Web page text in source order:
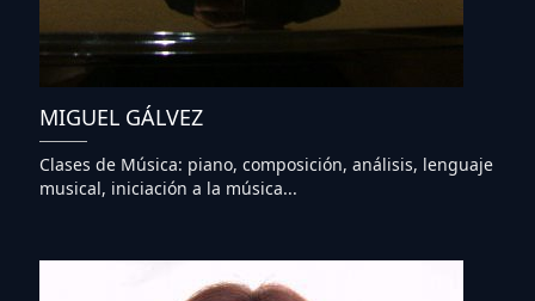
MIGUEL GÁLVEZ
Clases de Música: piano, composición, análisis, lenguaje
musical, iniciación a la música...